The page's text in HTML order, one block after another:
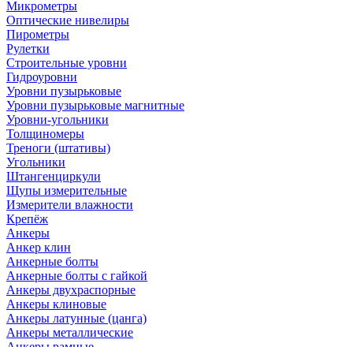
Микрометры
Оптические нивелиры
Пирометры
Рулетки
Строительные уровни
Гидроуровни
Уровни пузырьковые
Уровни пузырьковые магнитные
Уровни-угольники
Толщиномеры
Треноги (штативы)
Угольники
Штангенциркули
Щупы измерительные
Измерители влажности
Крепёж
Анкеры
Анкер клин
Анкерные болты
Анкерные болты с гайкой
Анкеры двухраспорные
Анкеры клиновые
Анкеры латунные (цанга)
Анкеры металлические